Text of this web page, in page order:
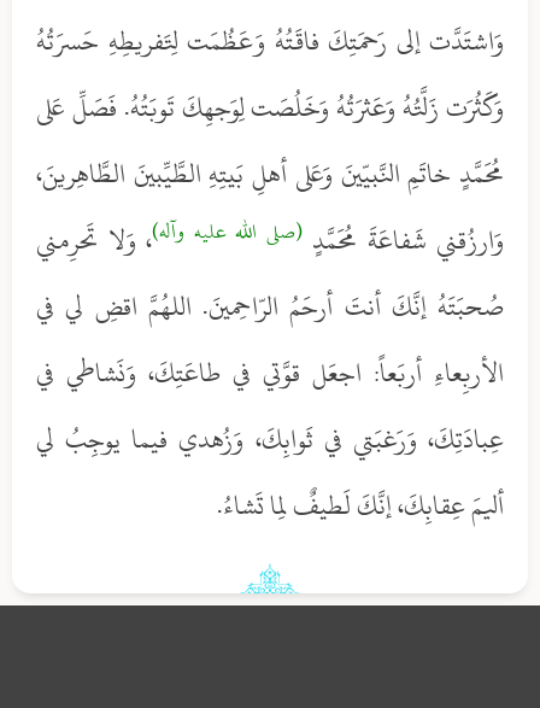
وَاشتَدَّت إلى رَحمَتِكَ فاقَتُهُ وَعَظُمَت لِتَفريطِهِ حَسرَتُهُ
وَكَثُرَت زَلَّتُهُ وَعَثرَتُهُ وَخَلُصَت لِوَجهِكَ تَوبَتُهُ. فَصَلِّ عَلى
مُحَمَّدٍ خاتَمِ النَّبيّينَ وَعَلى أهلِ بَيتِهِ الطَّيِّبينَ الطَّاهِرينَ،
وَارزُقني شَفاعَةَ مُحَمَّدٍ(صلى الله عليه وآله)، وَلا تَحرِمني
صُحبَتَهُ إنَّكَ أنتَ أرحَمُ الرّاحِمينَ. اللهُمَّ اقضِ لي في
الأربِعاءِ أربَعاً: اجعَل قوَّتي في طاعَتِكَ، وَنَشاطي في
عِبادَتِكَ، وَرَغبَتي في ثَوابِكَ، وَزُهدي فيما يوجِبُ لي
أليمَ عِقابِكَ، إنَّكَ لَطيفٌ لِما تَشاءُ.